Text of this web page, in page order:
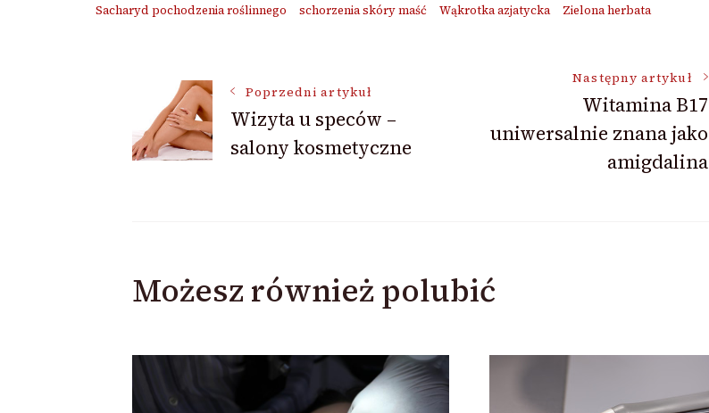
Sacharyd pochodzenia roślinnego
schorzenia skóry maść Wąkrotka azjatycka Zielona herbata
Nawigacja
wpisu
Poprzedni artykuł
Wizyta u speców –
salony kosmetyczne
Następny artykuł
Witamina B17
uniwersalnie znana jako
amigdalina
Możesz również polubić